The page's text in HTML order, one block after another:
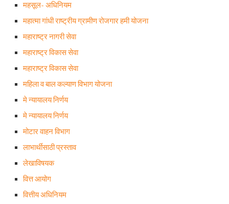
महसूल- अधिनियम
महात्मा गांधी राष्ट्रीय ग्रामीण रोजगार हमी योजना
महाराष्ट्र नागरी सेवा
महाराष्ट्र विकास सेवा
महाराष्ट्र विकास सेवा
महिला व बाल कल्याण विभाग योजना
मे न्यायालय निर्णय
मे न्यायालय निर्णय
मोटार वाहन विभाग
लाभार्थीसाठी प्रस्ताव
लेखाविषयक
वित्त आयोग
वित्तीय अधिनियम